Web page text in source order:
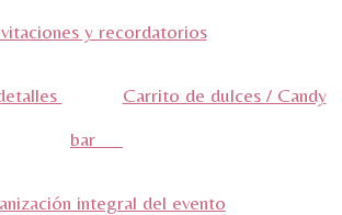
y recordatorios
Carrito de dulces / Candy
bar
integral del evento